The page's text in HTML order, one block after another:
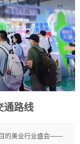
通路线
目的美业行业盛会——